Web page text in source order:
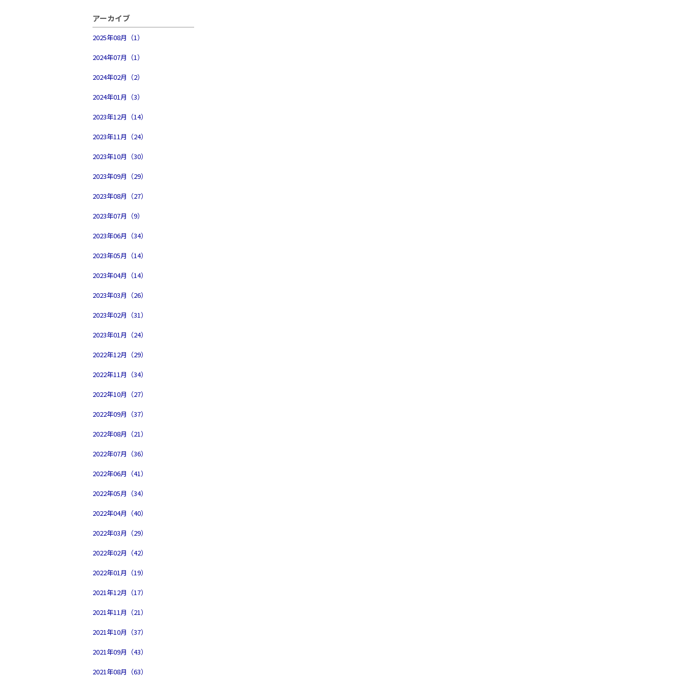
アーカイブ
2025年08月（1）
2024年07月（1）
2024年02月（2）
2024年01月（3）
2023年12月（14）
2023年11月（24）
2023年10月（30）
2023年09月（29）
2023年08月（27）
2023年07月（9）
2023年06月（34）
2023年05月（14）
2023年04月（14）
2023年03月（26）
2023年02月（31）
2023年01月（24）
2022年12月（29）
2022年11月（34）
2022年10月（27）
2022年09月（37）
2022年08月（21）
2022年07月（36）
2022年06月（41）
2022年05月（34）
2022年04月（40）
2022年03月（29）
2022年02月（42）
2022年01月（19）
2021年12月（17）
2021年11月（21）
2021年10月（37）
2021年09月（43）
2021年08月（63）